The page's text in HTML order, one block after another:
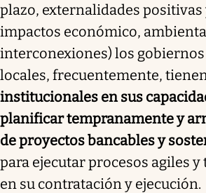
plazo, externalidades positivas
impactos económico,
interconexiones) los
locales, frecuentemente,
institucionales en sus
planificar tempranamente y
de proyectos bancables y
para ejecutar procesos agiles
en su contratación y ejecución.